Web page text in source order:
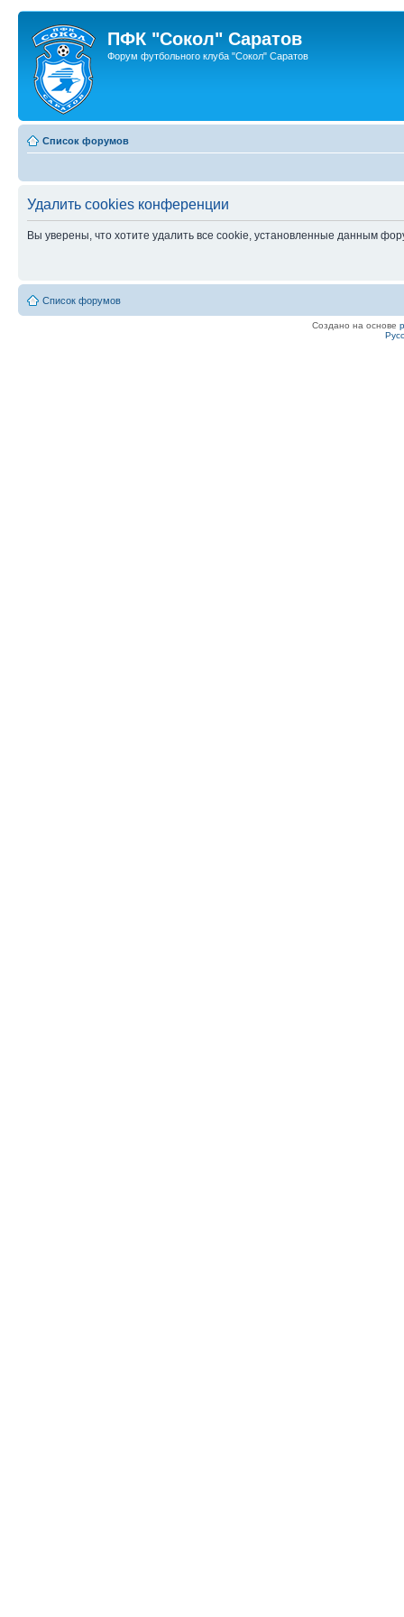
ПФК "Сокол" Саратов
Форум футбольного клуба "Сокол" Саратов
Список форумов
Удалить cookies конференции
Вы уверены, что хотите удалить все cookie, установленные данным
Список форумов
Создано на основе